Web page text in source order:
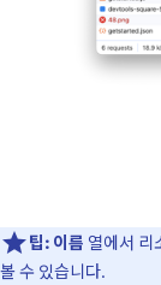
팁: 이름 열에서 리
볼 수 있습니다.